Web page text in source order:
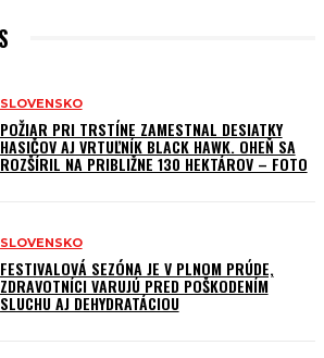
SLOVENSKO
POŽIAR PRI TRSTÍNE ZAMESTNAL DESIATKY
HASIČOV AJ VRTUĽNÍK BLACK HAWK. OHEŇ SA
ROZŠÍRIL NA PRIBLIŽNE 130 HEKTÁROV – FOTO
SLOVENSKO
FESTIVALOVÁ SEZÓNA JE V PLNOM PRÚDE,
ZDRAVOTNÍCI VARUJÚ PRED POŠKODENÍM
SLUCHU AJ DEHYDRATÁCIOU